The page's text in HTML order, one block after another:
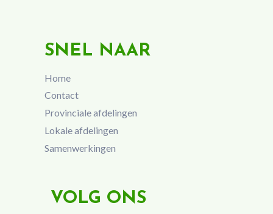
SNEL NAAR
Home
Contact
Provinciale afdelingen
Lokale afdelingen
Samenwerkingen
VOLG ONS